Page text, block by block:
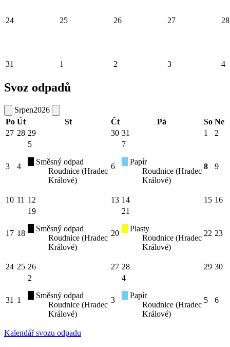
24 25 26 27 28
31 1 2 3 4
Svoz odpadů
Srpen2026
Po Út St Čt Pá So Ne
27 28 29 30 31 1 2
3 4
5
Směsný odpad
Roudnice (Hradec
Králové)
6
7
Papír
Roudnice (Hradec
Králové)
8 9
10 11 12 13 14 15 16
17 18
19
Směsný odpad
Roudnice (Hradec
Králové)
20
21
Plasty
Roudnice (Hradec
Králové)
22 23
24 25 26 27 28 29 30
31 1
2
Směsný odpad
Roudnice (Hradec
Králové)
3
4
Papír
Roudnice (Hradec
Králové)
5 6
Kalendář svozu odpadu